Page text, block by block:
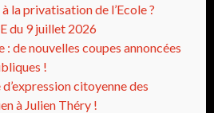
la privatisation de l’Ecole ?
du 9 juillet 2026
: de nouvelles coupes annoncées
!
citoyenne des
à Julien Théry !